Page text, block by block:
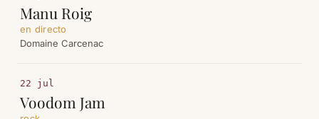
Manu Roig
en directo
Domaine Carcenac
22 jul
Voodom Jam